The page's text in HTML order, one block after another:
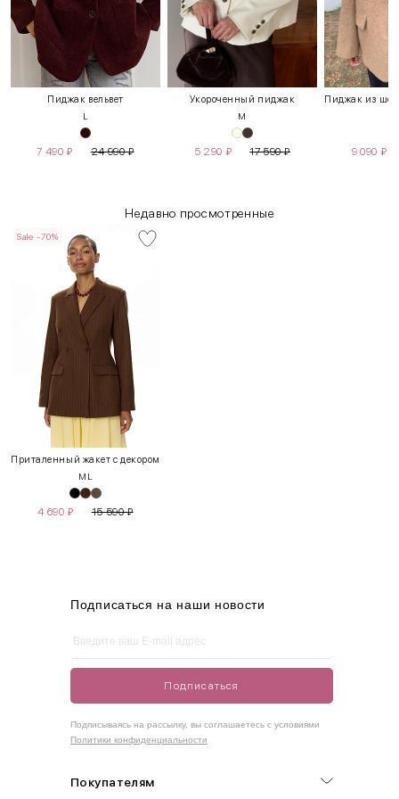
Пиджак вельвет
L
7 490 ₽ 24 990₽
Укороченный пиджак
M
5 290 ₽ 17 590₽ 9 090 ₽
Недавно просмотренные
Sale -70%
Приталенный жакет с декором
M L
4 690 ₽ 15 590₽
INT
40-42
42-50
Как правильно себя обмерить
Измеряется по самым выступающим точкам.
Покупателям
Подписаться на наши новости
Подписаться
Подписываясь на рассылку, вы соглашаетесь с условиями
Политики конфиденциальности